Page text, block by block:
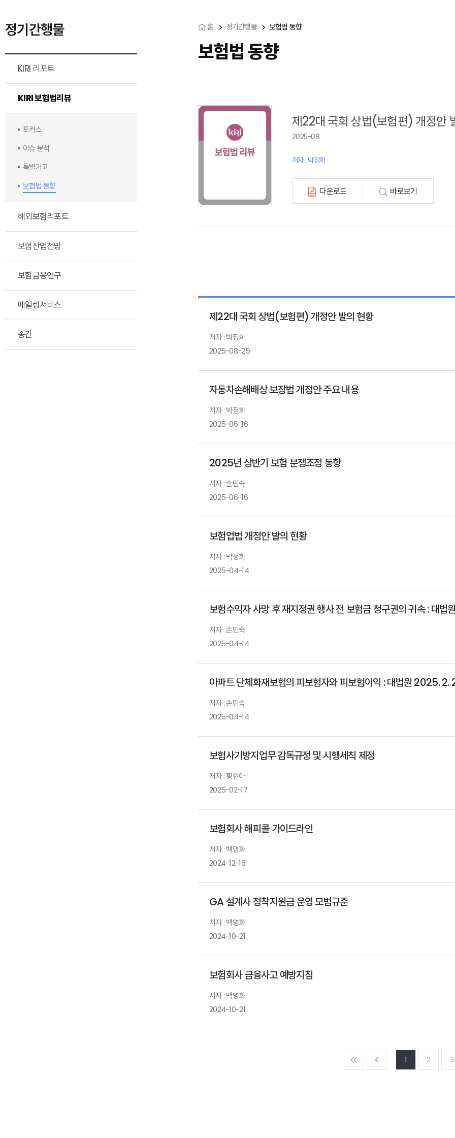
정기간행물
KIRI 리포트
KIRI 보험법리뷰
포커스
이슈 분석
특별기고
보험법 동향
해외보험리포트
보험산업전망
보험금융연구
메일링서비스
종간
홈 정기간행물 보험법 동향
보험법 동향
제22대 국회 상법(보험편) 개정안
2025-08
저자 : 박정희
다운로드 바로보기
제22대 국회 상법(보험편) 개정안 발의 현황
저자 : 박정희
2025-08-25
자동차손해배상 보장법 개정안 주요 내용
저자 : 박정희
2025-06-16
2025년 상반기 보험 분쟁조정 동향
저자 : 손민숙
2025-06-16
보험업법 개정안 발의 현황
저자 : 박정희
2025-04-14
보험수익자 사망 후 재지정권 행사 전 보험금 청구권의 귀속 :
저자 : 손민숙
2025-04-14
아파트 단체화재보험의 피보험자와 피보험이익 : 대법원 2025.
저자 : 손민숙
2025-04-14
보험사기방지업무 감독규정 및 시행세칙 제정
저자 : 황현아
2025-02-17
보험회사 해피콜 가이드라인
저자 : 백영화
2024-12-16
GA 설계사 정착지원금 운영 모범규준
저자 : 백영화
2024-10-21
보험회사 금융사고 예방지침
저자 : 백영화
2024-10-21
1 2 3